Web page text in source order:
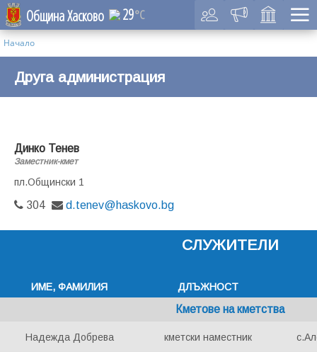
Община Хасково 29°C
Начало
Друга администрация
Динко Тенев
Заместник-кмет
пл.Общински 1
304 d.tenev@haskovo.bg
СЛУЖИТЕЛИ
ИМЕ, ФАМИЛИЯ ДЛЪЖНОСТ
Кметове на кметства
Надежда Добрева кметски наместник